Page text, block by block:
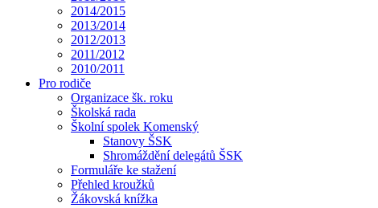
2014/2015
2013/2014
2012/2013
2011/2012
2010/2011
Pro rodiče
Organizace šk. roku
Školská rada
Školní spolek Komenský
Stanovy ŠSK
Shromáždění delegátů ŠSK
Formuláře ke stažení
Přehled kroužků
Žákovská knížka